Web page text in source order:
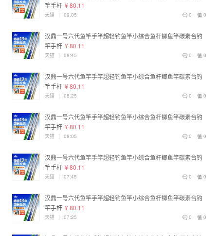
竿手杆 ¥ 80.11
0
0
天猫 | 09:05
汉鼎一号六代鱼竿手竿超轻钓鱼竿小综合鱼杆鲫鱼竿碳素台钓
竿手杆 ¥ 80.11
0
0
天猫 | 08:45
汉鼎一号六代鱼竿手竿超轻钓鱼竿小综合鱼杆鲫鱼竿碳素台钓
竿手杆 ¥ 80.11
0
0
天猫 | 08:25
汉鼎一号六代鱼竿手竿超轻钓鱼竿小综合鱼杆鲫鱼竿碳素台钓
竿手杆 ¥ 80.11
0
0
天猫 | 08:05
汉鼎一号六代鱼竿手竿超轻钓鱼竿小综合鱼杆鲫鱼竿碳素台钓
竿手杆 ¥ 80.11
0
0
天猫 | 07:45
汉鼎一号六代鱼竿手竿超轻钓鱼竿小综合鱼杆鲫鱼竿碳素台钓
竿手杆 ¥ 80.11
0
0
天猫 | 07:25